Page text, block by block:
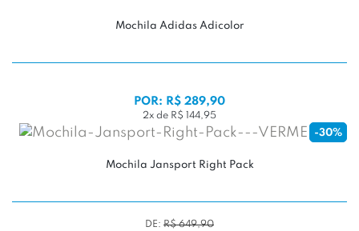
Mochila Adidas Adicolor
POR: R$ 289,90
2x de R$ 144,95
-30%
Mochila Jansport Right Pack
DE: R$ 649,90